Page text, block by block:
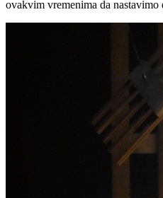
ovakvim vremenima da